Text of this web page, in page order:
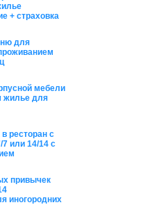
+ страховка
для
мебели
жилье для
ресторан с
или 14/14 с
привычек
иногородних